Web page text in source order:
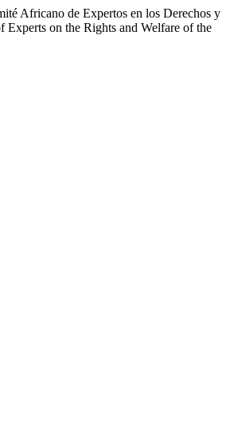
Africano de Expertos en los Derechos y
on the Rights and Welfare of the